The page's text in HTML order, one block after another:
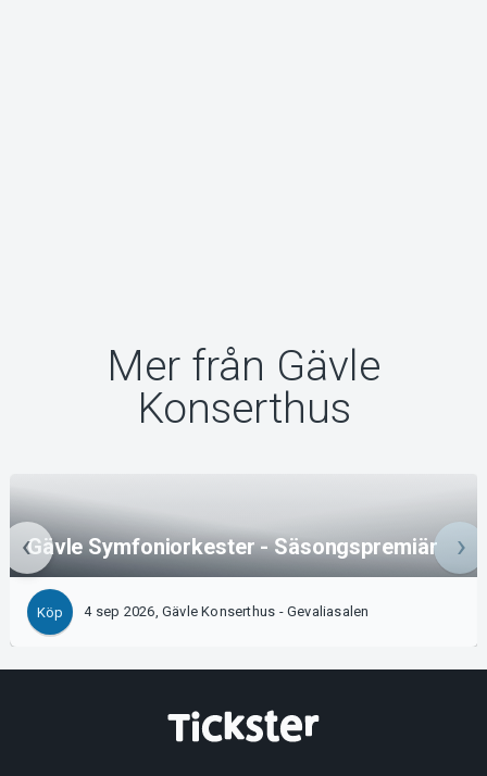
Mer från Gävle
Konserthus
Gävle Symfoniorkester - Säsongspremiär
Köp 4 sep 2026, Gävle Konserthus - Gevaliasalen